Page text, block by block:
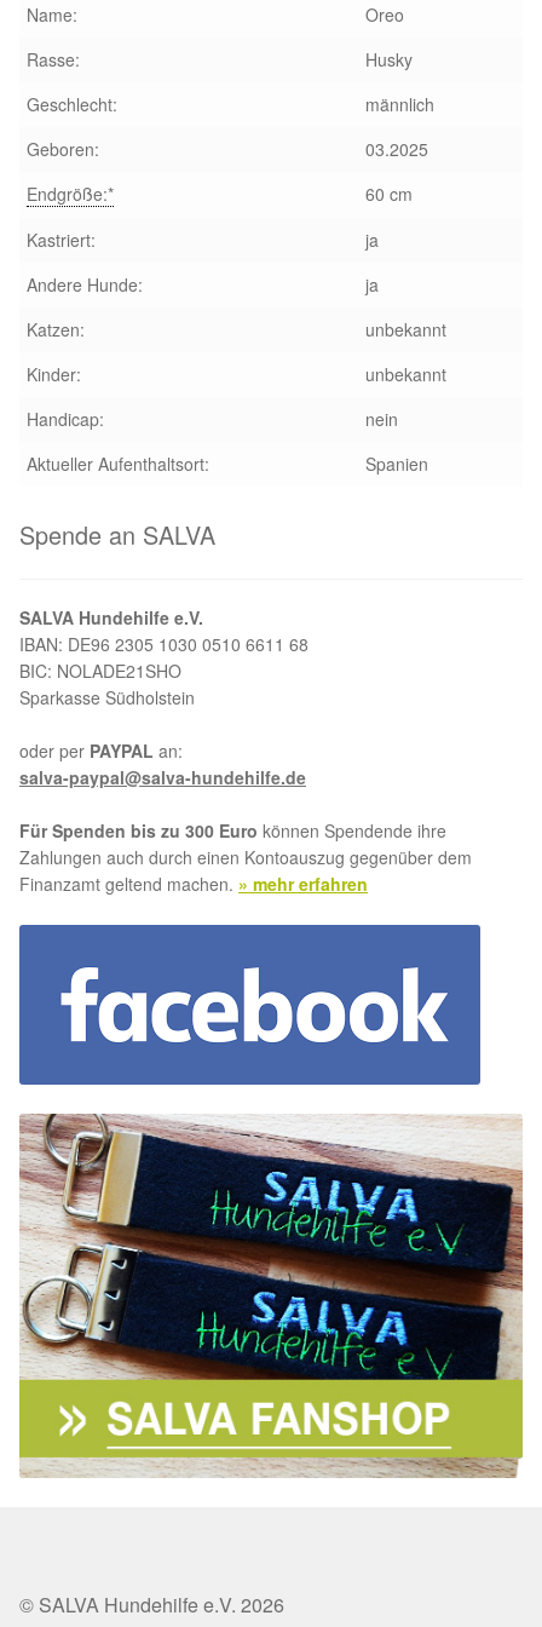
Glückliche Fellnasen
Happy End Stories
Regenbogenbrücke
Aktuelles
Reiseberichte
Unsere Partnertierheime
Partnertierheim La Linea in Spanien
Updates „Hilfe La Linea“
Partnertierheim in Bulgarien
Partnertierheim in Polen
Name:
Oreo
Rasse:
Husky
Geschlecht:
männlich
Geboren:
03.2025
Endgröße:*
60 cm
Kastriert:
ja
Andere Hunde:
ja
Katzen:
unbekannt
Kinder:
unbekannt
Handicap:
nein
Aktueller Aufenthaltsort:
Spanien
Spende an SALVA
SALVA Hundehilfe e.V.
IBAN: DE96 2305 1030 0510 6611 68
BIC: NOLADE21SHO
Sparkasse Südholstein
oder per PAYPAL an:
salva-paypal@salva-hundehilfe.de
Für Spenden bis zu 300 Euro können Spendende ihre
Zahlungen auch durch einen Kontoauszug gegenüber dem
Finanzamt geltend machen. » mehr erfahren
© SALVA Hundehilfe e.V. 2026